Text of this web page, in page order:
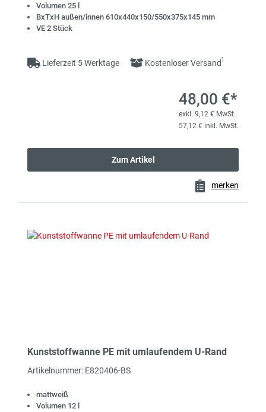
Fasszubehör
Volumen 25 l
BxTxH außen/innen 610x440x150/550x375x145 mm
VE 2 Stück
Lieferzeit 5 Werktage Kostenloser Versand1
48,00 €*
exkl. 9,12 € MwSt.
57,12 € inkl. MwSt.
Zum Artikel
merken
Kunststoffwanne PE mit umlaufendem U-Rand
Artikelnummer: E820406-BS
mattweiß
Volumen 12 l